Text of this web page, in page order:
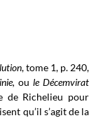
, tome 1, p. 240,
ou le Décemvirat
de Richelieu pour
qu’il s’agit de la